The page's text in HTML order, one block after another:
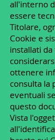
all'interno
essere
Titolare,
Cookie e
installati
ottenere
consulta la
eventuali
questo
Vista